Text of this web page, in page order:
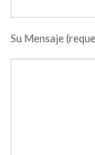
Su Mensaje